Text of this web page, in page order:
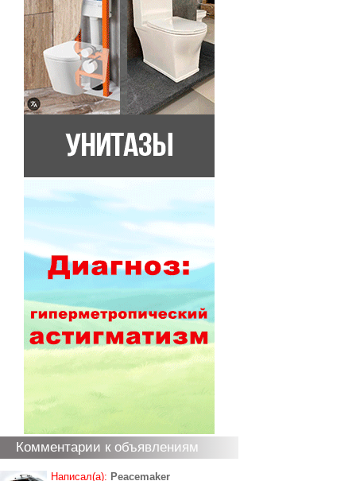
Комментарии к объявлениям
Написал(а): Peacemaker